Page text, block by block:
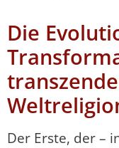
Die
Der Erste, der –